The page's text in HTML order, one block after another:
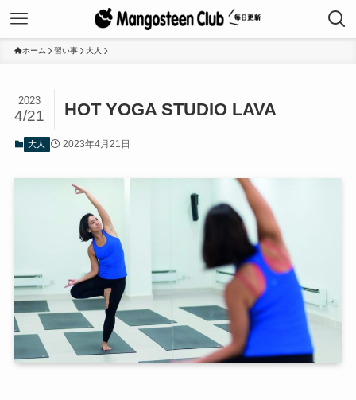
ホーム 習い事 大人
HOT YOGA STUDIO LAVA
2023
4/21
大人 2023年4月21日